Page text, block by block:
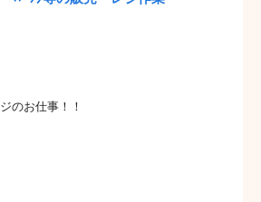
のお仕事！！